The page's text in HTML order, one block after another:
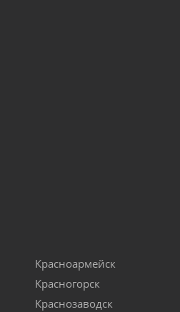
Красноармейск
Красногорск
Краснозаводск